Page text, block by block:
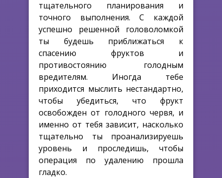
тщательного планирования и
точного выполнения. С каждой
успешно решенной головоломкой
ты будешь приближаться к
спасению фруктов и
противостоянию голодным
вредителям. Иногда тебе
приходится мыслить нестандартно,
чтобы убедиться, что фрукт
освобожден от голодного червя, и
именно от тебя зависит, насколько
тщательно ты проанализируешь
уровень и проследишь, чтобы
операция по удалению прошла
гладко.